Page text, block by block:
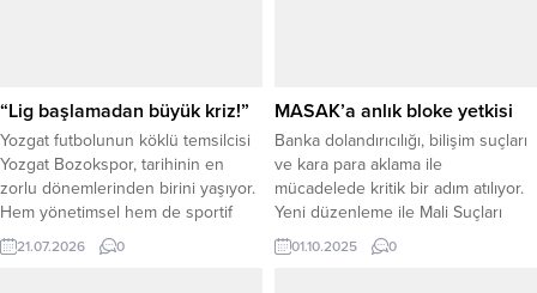
“Lig başlamadan büyük kriz!”
Yozgat futbolunun köklü temsilcisi
Yozgat Bozokspor, tarihinin en
zorlu dönemlerinden birini yaşıyor.
Hem yönetimsel hem de sportif
anlamda yaşanan belirsizlikler
nedeniyle kulüp, lige çıkamama ve
21.07.2026 0
MASAK’a anlık bloke yetkisi
Banka dolandırıcılığı, bilişim suçları
ve kara para aklama ile
mücadelede kritik bir adım atılıyor.
Yeni düzenleme ile Mali Suçları
Araştırma Kurulu’na (MASAK),
şüpheli hesap hareketlerini
01.10.2025 0